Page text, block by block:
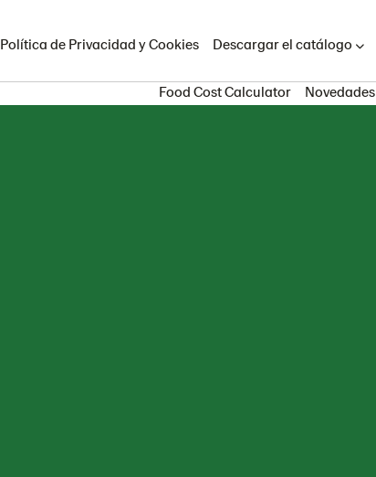
Política de Privacidad y Cookies Descargar el catálogo
Food Cost Calculator Novedades